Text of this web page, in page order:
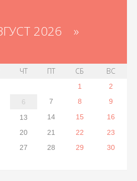
2026 »
ЧТ ПТ СБ ВС
1
2
6 7 8
9
13 14 15
16
20 21 22
23
27 28 29
30